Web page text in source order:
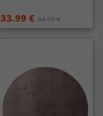
33.99 € 84.99 €